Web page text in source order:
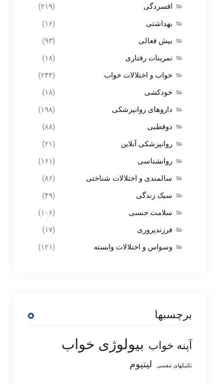
افسردگی
(۲۱۹)
بهداشتی
(۱۶)
بیش فعالی
(۹۳)
تمرینات رفتاری
(۱۸)
خواب و اختلالات خواب
(۲۴۴)
خودکشی
(۱۸)
داروهای روانپزشکی
(۱۹۸)
دوقطبی
(۸۸)
روانپزشکی آنلاین
(۲۱)
روانشناسی
(۱۶۱)
سالمندی و اختلالات شناختی
(۸۶)
سبک زندگی
(۴۹)
سلامت جنسی
(۱۰۶)
فرزندپروری
(۱۷)
وسواس و اختلالات وابسته
(۱۲۱)
برچسبها
آپنه خواب بیولوژی خواب
تکنیکهای تنفسی لیتیوم